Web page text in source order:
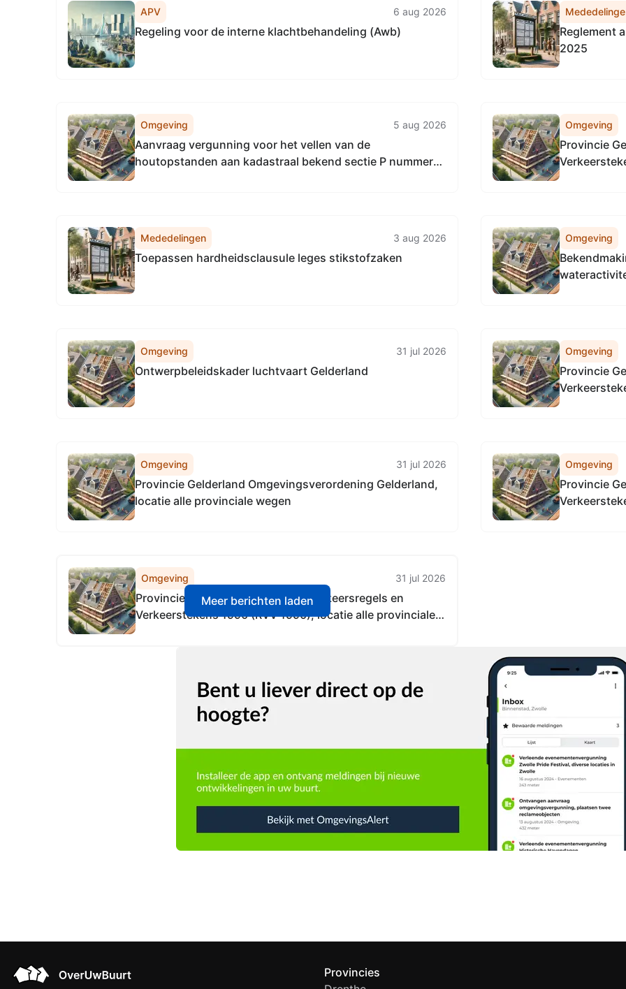
APV 6 aug 2026
Regeling voor de interne klachtbehandeling (Awb)
Reglement
2025
Omgeving 5 aug 2026
Aanvraag vergunning voor het vellen van de
houtopstanden aan kadastraal bekend sectie P nummer
Omgeving
Provincie
Mededelingen 3 aug 2026
Toepassen hardheidsclausule leges stikstofzaken
Omgeving
Omgeving 31 jul 2026
Ontwerpbeleidskader luchtvaart Gelderland
Omgeving
Provincie
Omgeving 31 jul 2026
Provincie Gelderland Omgevingsverordening Gelderland,
locatie alle provinciale wegen
Omgeving
Provincie
Omgeving 31 jul 2026
Provincie Gelderland Reglement Verkeersregels en
Verkeerstekens 1990 (RVV 1990), locatie alle provinciale
Meer berichten laden
Provincies